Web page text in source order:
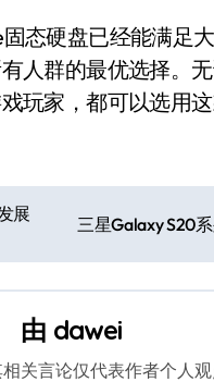
硬盘已经能满足
人群的最优选择。
玩家，都可以选用
展
三星Galaxy S20
由 dawei
关言论仅代表作者个人